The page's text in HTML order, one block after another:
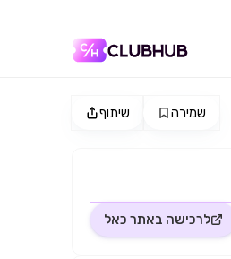
שיתוף שמירה
לרכישה באתר כאל